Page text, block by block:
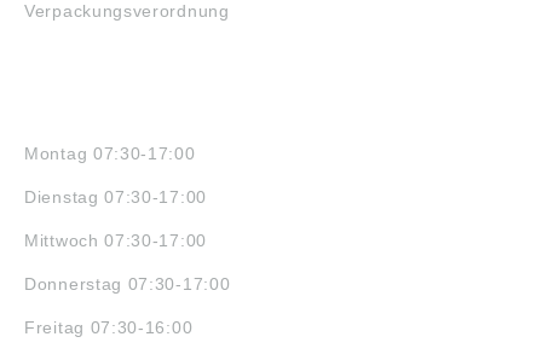
Verpackungsverordnung
Montag 07:30-17:00
Dienstag 07:30-17:00
Mittwoch 07:30-17:00
Donnerstag 07:30-17:00
Freitag 07:30-16:00